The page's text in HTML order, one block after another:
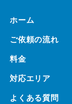
ホーム
ご依頼の流れ
料金
対応エリア
よくある質問